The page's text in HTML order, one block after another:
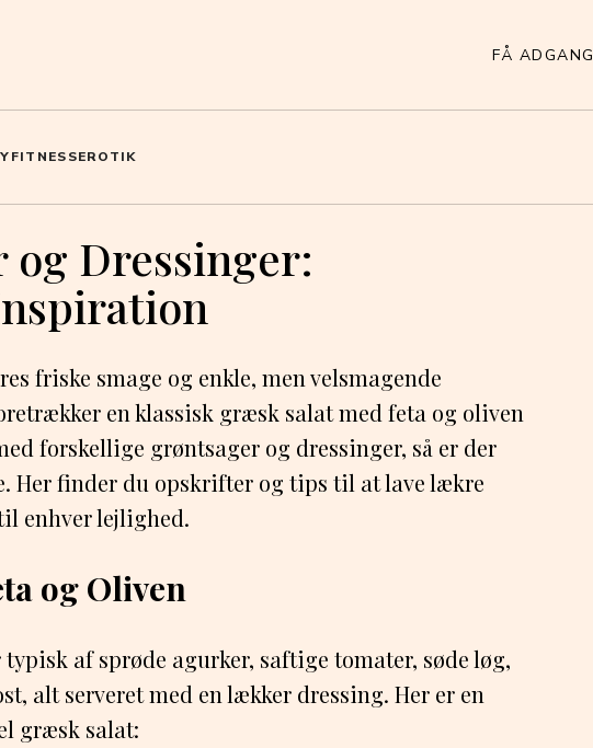
FÅ ADGANG
FITNESSEROTIK
og Dressinger:
friske smage og enkle, men velsmagende
en klassisk græsk salat med feta og oliven
forskellige grøntsager og dressinger, så er der
Her finder du opskrifter og tips til at lave lækre
enhver lejlighed.
og Oliven
af sprøde agurker, saftige tomater, søde løg,
alt serveret med en lækker dressing. Her er en
græsk salat: